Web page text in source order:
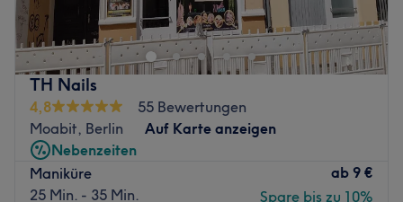
TH Nails
4,8
55 Bewertungen
Moabit, Berlin
Auf Karte anzeigen
Nebenzeiten
Maniküre
25 Min. - 35 Min.
ab 9 €
Spare bis zu 10%